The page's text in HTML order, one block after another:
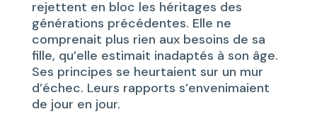
rejettent en bloc les héritages des
générations précédentes. Elle ne
comprenait plus rien aux besoins de sa
fille, qu’elle estimait inadaptés à son âge.
Ses principes se heurtaient sur un mur
d’échec. Leurs rapports s’envenimaient
de jour en jour.